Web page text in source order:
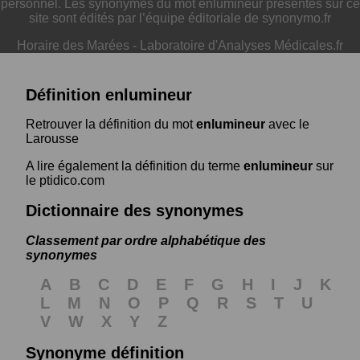
personnel. Les synonymes du mot enlumineur présentés sur ce
site sont édités par l’équipe éditoriale de synonymo.fr
Horaire des Marées - Laboratoire d'Analyses Médicales.fr
Définition enlumineur
Retrouver la définition du motenlumineur avec le
Larousse
A lire également la définition du terme enlumineur sur
le ptidico.com
Dictionnaire des synonymes
Classement par ordre alphabétique des
synonymes
A B C D E F G H I J
K
L
M N O P Q R S T
U
V
W X Y
Z
Synonyme définition